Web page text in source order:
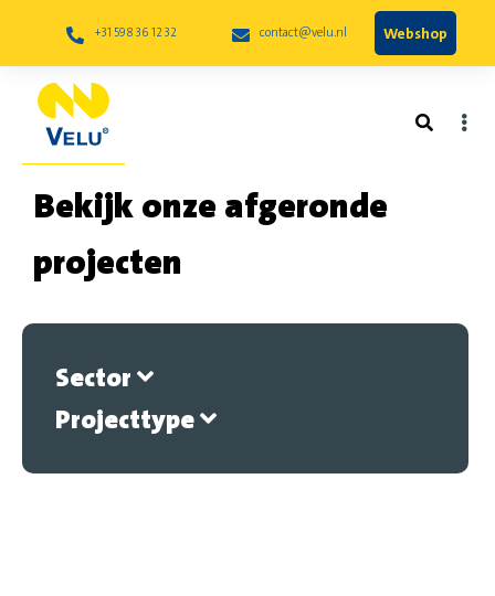
+31 598 36 12 32 contact@velu.nl Webshop
Bekijk onze afgeronde
projecten
Sector
Projecttype